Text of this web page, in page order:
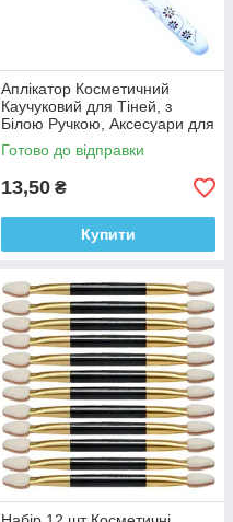
Аплікатор Косметичний
Каучуковий для Тіней, з
Білою Ручкою, Аксесуари для
Макіяжу Очей
Готово до відправки
13,50 ₴
Купити